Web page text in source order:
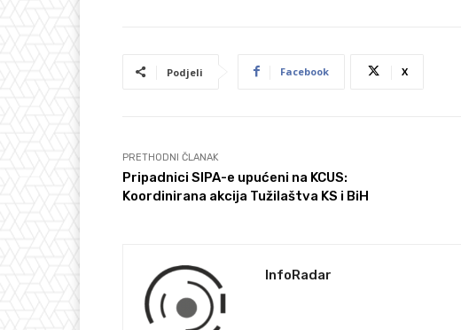
Podjeli Facebook X
PRETHODNI ČLANAK
Pripadnici SIPA-e upućeni na KCUS:
Koordinirana akcija Tužilaštva KS i BiH
InfoRadar